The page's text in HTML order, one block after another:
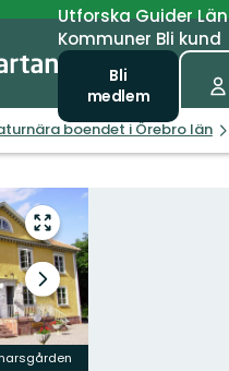
UtforskaGuiderLän
Kommuner Bli kund
Bli
medlem
boendet i Örebro län
Gå
till
helskärmsläge
Nästa
bildspel